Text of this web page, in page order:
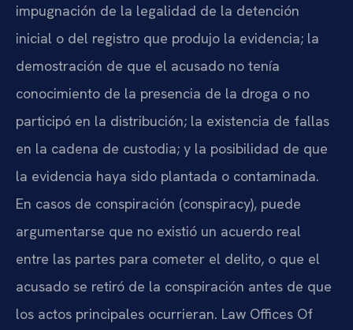
impugnación de la legalidad de la detención
inicial o del registro que produjo la evidencia; la
demostración de que el acusado no tenía
conocimiento de la presencia de la droga o no
participó en la distribución; la existencia de fallas
en la cadena de custodia; y la posibilidad de que
la evidencia haya sido plantada o contaminada.
En casos de conspiración (conspiracy), puede
argumentarse que no existió un acuerdo real
entre las partes para cometer el delito, o que el
acusado se retiró de la conspiración antes de que
los actos principales ocurrieran. Law Offices Of